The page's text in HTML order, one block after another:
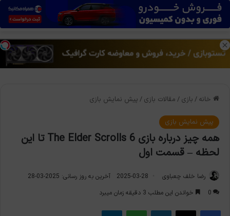
منو
خانه / بازی / مقالات بازی / پیش نمایش بازی
پیش نمایش بازی
همه چیز درباره بازی The Elder Scrolls 6 تا این
لحظه – قسمت اول
رضا خلف چعباوی 2025-03-28
آخرین به روز رسانی: 2025-03-28
0
خواندن این مطلب 3 دقیقه زمان میبرد
فیس بوک X لینکدین واتس آپ تلگرام